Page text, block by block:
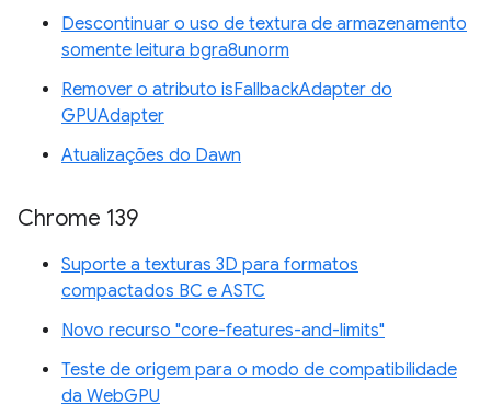
Descontinuar o uso de textura de armazenamento
somente leitura bgra8unorm
Remover o atributo isFallbackAdapter do
GPUAdapter
Atualizações do Dawn
Chrome 139
Suporte a texturas 3D para formatos
compactados BC e ASTC
Novo recurso "core-features-and-limits"
Teste de origem para o modo de compatibilidade
da WebGPU